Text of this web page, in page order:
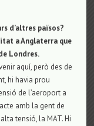
d’altres països?
a Anglaterra que
Londres.
aquí, però des de
hi havia prou
de l’aeroport a
amb la gent de
tensió, la MAT. Hi